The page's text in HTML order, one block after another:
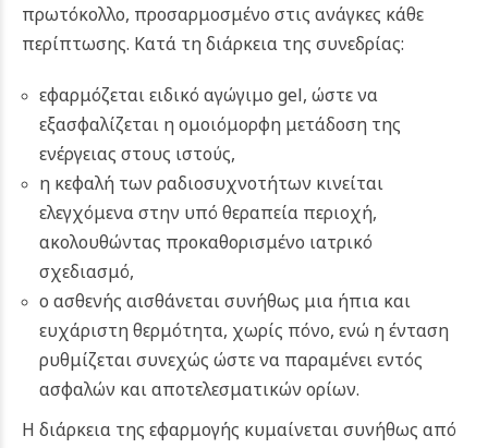
πρωτόκολλο, προσαρμοσμένο στις ανάγκες κάθε
περίπτωσης. Κατά τη διάρκεια της συνεδρίας:
εφαρμόζεται ειδικό αγώγιμο gel, ώστε να
εξασφαλίζεται η ομοιόμορφη μετάδοση της
ενέργειας στους ιστούς,
η κεφαλή των ραδιοσυχνοτήτων κινείται
ελεγχόμενα στην υπό θεραπεία περιοχή,
ακολουθώντας προκαθορισμένο ιατρικό
σχεδιασμό,
ο ασθενής αισθάνεται συνήθως μια ήπια και
ευχάριστη θερμότητα, χωρίς πόνο, ενώ η ένταση
ρυθμίζεται συνεχώς ώστε να παραμένει εντός
ασφαλών και αποτελεσματικών ορίων.
Η διάρκεια της εφαρμογής κυμαίνεται συνήθως από